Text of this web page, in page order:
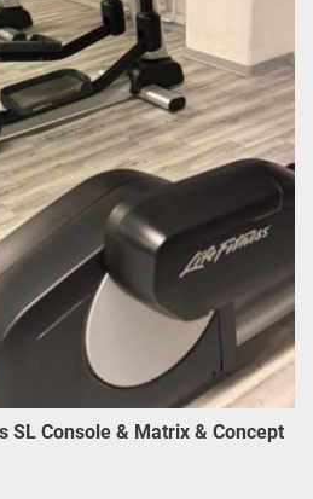
Console & Matrix & Concept